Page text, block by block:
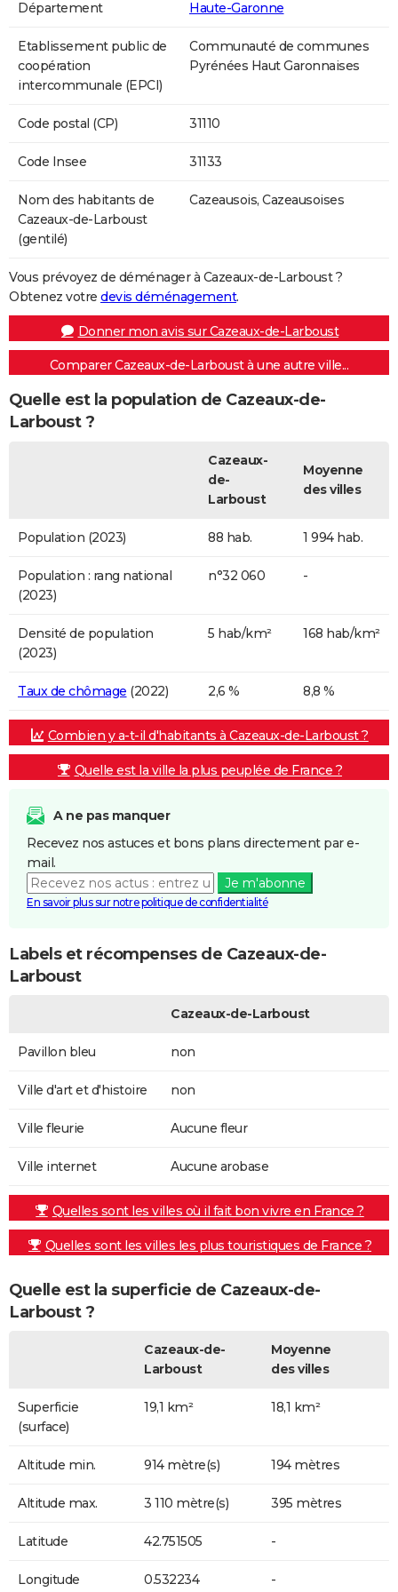
Département Haute-Garonne
Etablissement public de
coopération
intercommunale (EPCI)
Communauté de communes
Pyrénées Haut Garonnaises
Code postal (CP) 31110
Code Insee 31133
Nom des habitants de
Cazeaux-de-Larboust
(gentilé)
Cazeausois, Cazeausoises
Vous prévoyez de déménager à Cazeaux-de-Larboust ?
Obtenez votre devis déménagement.
Donner mon avis sur Cazeaux-de-Larboust
Comparer Cazeaux-de-Larboust à une autre ville...
Quelle est la population de Cazeaux-de-
Larboust ?
Cazeaux-
de-
Larboust
Moyenne
des villes
Population (2023) 88 hab. 1 994 hab.
Population : rang national
(2023)
n°32 060 -
Densité de population
(2023)
5 hab/km² 168 hab/km²
Taux de chômage (2022) 2,6 % 8,8 %
Combien y a-t-il d'habitants à Cazeaux-de-Larboust ?
Quelle est la ville la plus peuplée de France ?
A ne pas manquer
Recevez nos astuces et bons plans directement par e-
mail.
Je m'abonne
En savoir plus sur notre politique de confidentialité
Labels et récompenses de Cazeaux-de-
Larboust
Cazeaux-de-Larboust
Pavillon bleu non
Ville d'art et d'histoire non
Ville fleurie Aucune fleur
Ville internet Aucune arobase
Quelles sont les villes où il fait bon vivre en France ?
Quelles sont les villes les plus touristiques de France ?
Quelle est la superficie de Cazeaux-de-
Larboust ?
Cazeaux-de-
Larboust
Moyenne
des villes
Superficie
(surface)
19,1 km² 18,1 km²
Altitude min. 914 mètre(s) 194 mètres
Altitude max. 3 110 mètre(s) 395 mètres
Latitude 42.751505 -
Longitude 0.532234 -